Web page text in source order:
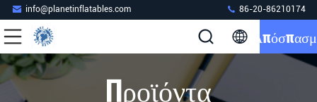
info@planetinflatables.com 86-20-86210174
Προϊόντα